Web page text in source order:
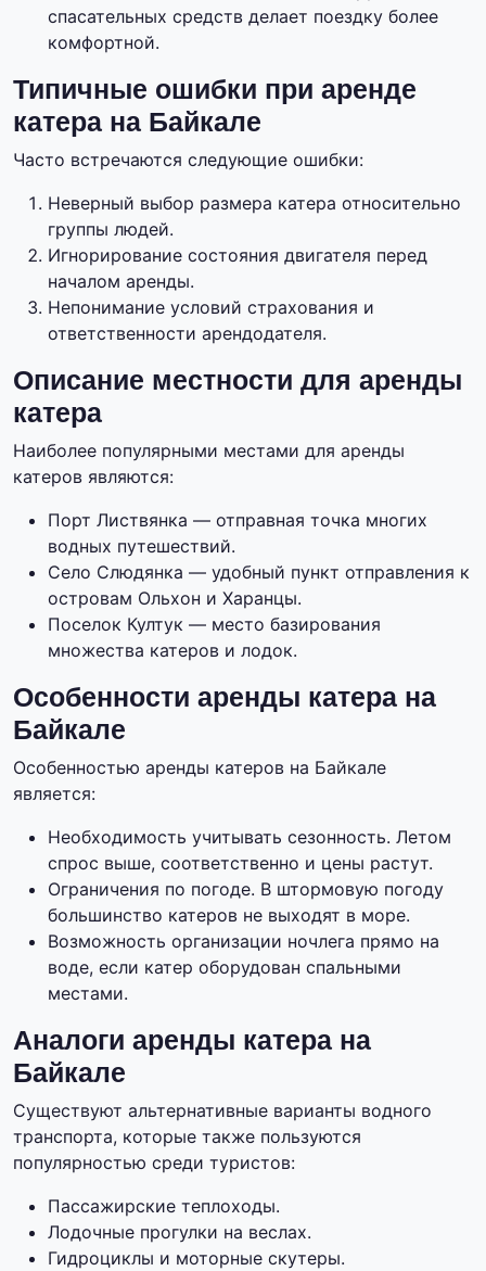
спасательных средств делает поездку более
комфортной.
Типичные ошибки при аренде
катера на Байкале
Часто встречаются следующие ошибки:
Неверный выбор размера катера относительно
группы людей.
Игнорирование состояния двигателя перед
началом аренды.
Непонимание условий страхования и
ответственности арендодателя.
Описание местности для аренды
катера
Наиболее популярными местами для аренды
катеров являются:
Порт Листвянка — отправная точка многих
водных путешествий.
Село Слюдянка — удобный пункт отправления к
островам Ольхон и Харанцы.
Поселок Култук — место базирования
множества катеров и лодок.
Особенности аренды катера на
Байкале
Особенностью аренды катеров на Байкале
является:
Необходимость учитывать сезонность. Летом
спрос выше, соответственно и цены растут.
Ограничения по погоде. В штормовую погоду
большинство катеров не выходят в море.
Возможность организации ночлега прямо на
воде, если катер оборудован спальными
местами.
Аналоги аренды катера на
Байкале
Существуют альтернативные варианты водного
транспорта, которые также пользуются
популярностью среди туристов:
Пассажирские теплоходы.
Лодочные прогулки на веслах.
Гидроциклы и моторные скутеры.